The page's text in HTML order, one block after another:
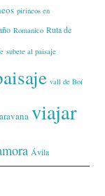
pirineos en
Romanico Ruta de
subete al paisaje
vall de Boí
viajar
Ávila